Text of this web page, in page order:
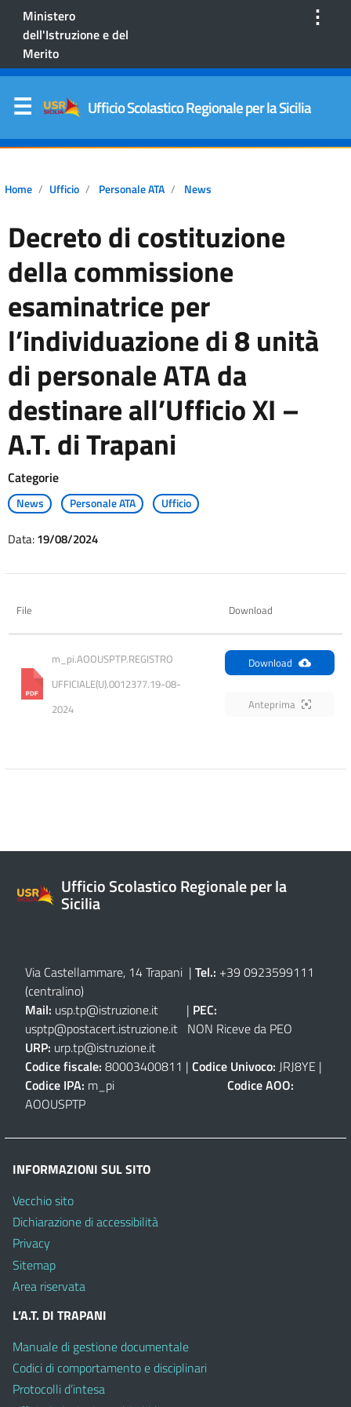
Ministero
dell'Istruzione e del
Merito
⋮
Ufficio Scolastico Regionale per la Sicilia
Home Ufficio Personale ATA News
Decreto di costituzione
della commissione
esaminatrice per
l’individuazione di 8 unità
di personale ATA da
destinare all’Ufficio XI –
A.T. di Trapani
Categorie
News Personale ATA Ufficio
Data:19/08/2024
File Download
m_pi.AOOUSPTP.REGISTRO
UFFICIALE(U).0012377.19-08-
2024
Download
Anteprima
Ufficio Scolastico Regionale per la
Sicilia
Via Castellammare, 14 Trapani | Tel.: +39 0923599111
(centralino)
Mail: usp.tp@istruzione.it | PEC:
usptp@postacert.istruzione.it NON Riceve da PEO
URP: urp.tp@istruzione.it
Codice fiscale: 80003400811 | Codice Univoco: JRJ8YE |
Codice IPA: m_pi Codice AOO:
AOOUSPTP
INFORMAZIONI SUL SITO
Vecchio sito
Dichiarazione di accessibilità
Privacy
Sitemap
Area riservata
L’A.T. DI TRAPANI
Manuale di gestione documentale
Codici di comportamento e disciplinari
Protocolli d’intesa